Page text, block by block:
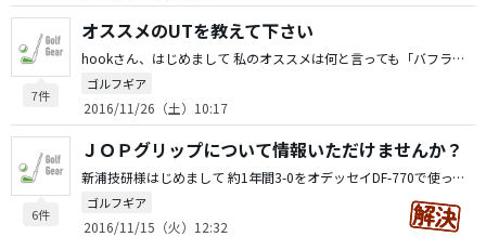
7件
オススメのUTを教えて下さい
hookさん、はじめまして 私のオススメは何と言っても「バフラーRail-H 2U（17°）」です。 3U（19°）、4U（22°）は常時バッグに入れていて、コースによってロブウェッジの代わりに2U（17°）を入れています。 私で210ｙ〜程度の飛距離です。ほぼ５Wの飛距離だと思います。 （Dr240ｙ、3W220ｙ、5I180ｙが私の飛距離です。） シャフトは純正NS950のSです。グラファイトDのSF-8など他カーボンも試しましたが、結局NS950に戻しています。 3U、4Uは高弾道ですが、ロフト17°の2Uは「球が楽に浮きながらも前に進む」感じがします。 またラフ、バンカー、ベアグラウンド、etcとにかくライを選ばない抜けの良さは素晴らしいの一言と思います。 ストレートフェースか…と言われると難しいですが、少なくとも被って見えたりしませんが、ウッド型UT（シャフトもウッド用です）なので多少出っ歯系でしょうか。 古いUTですから価格もお安いので、現物の顔を見て違和感がなければ一度試して下さい。 ご参考になれば幸いです。
ゴルフギア
2016/11/26（土）10:17
6件
ＪＯＰグリップについて情報いただけませんか？
新浦技研様はじめまして 約1年間3-0をオデッセイDF-770で使っています。34inc→33.3incほどにカットしています。 途中でメタルX＃７CSに2-0も試しましたが良くありませんでした。 私はグローブ24-25cmですが3-0がとてもしっくりきます。2-0は細く感じてしまい方向性に自信がもてませんでした。 元々、WINやSSの柔らかさが苦手で、ラムキンやイオミックが好きでした。 硬質ゴム系の手触りと、硬めの打感が好きなんだと思います。 DF-770（CSです）にJOP3-0でひっかけは皆無ですし、距離感も出しやすいと思っています。 右手の平をグリップに添わせて目標にセットしたら、方向は忘れてストローク（距離感）に集中出来る（ようになった）と感じています。 右肘で吊って円弧の大きいストロークなので、カウンターバランスの効果の有無があまり分かりません。 単純に重いパターを振っている感覚です。 ご参考になれば幸いです。
ゴルフギア
2016/11/15（火）12:32